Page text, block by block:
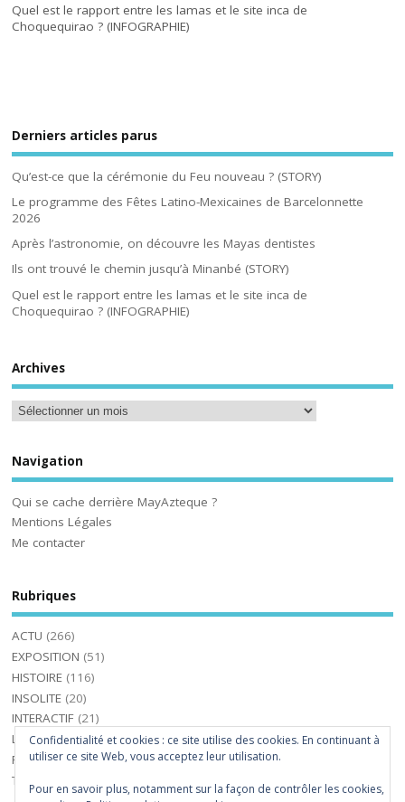
Quel est le rapport entre les lamas et le site inca de
Choquequirao ? (INFOGRAPHIE)
Derniers articles parus
Qu’est-ce que la cérémonie du Feu nouveau ? (STORY)
Le programme des Fêtes Latino-Mexicaines de Barcelonnette
2026
Après l’astronomie, on découvre les Mayas dentistes
Ils ont trouvé le chemin jusqu’à Minanbé (STORY)
Quel est le rapport entre les lamas et le site inca de
Choquequirao ? (INFOGRAPHIE)
Archives
Navigation
Qui se cache derrière MayAzteque ?
Mentions Légales
Me contacter
Rubriques
ACTU (266)
EXPOSITION (51)
HISTOIRE (116)
INSOLITE (20)
INTERACTIF (21)
LIVRES(36)
PHOTOS-VIDEOS(31)
TOURISME
Confidentialité et cookies : ce site utilise des cookies. En continuant à
utiliser ce site Web, vous acceptez leur utilisation.
Pour en savoir plus, notamment sur la façon de contrôler les cookies,